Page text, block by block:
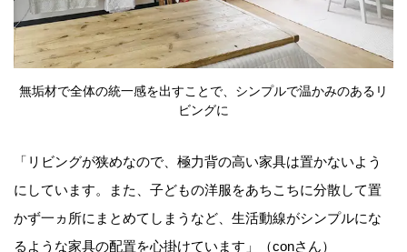
無垢材で全体の統一感を出すことで、シンプルで温かみのあるリ
ビングに
「リビングが狭めなので、極力背の高い家具は置かないよう
にしています。また、子どもの洋服をあちこちに分散して置
かず一ヵ所にまとめてしまうなど、生活動線がシンプルにな
るような家具の配置を心掛けています」（conさん）